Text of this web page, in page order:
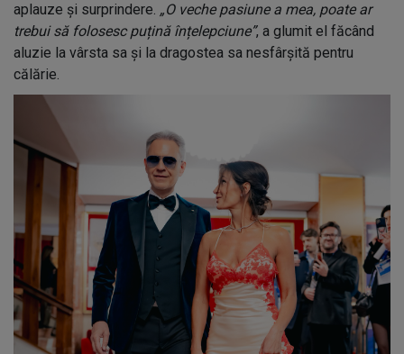
aplauze și surprindere. „O veche pasiune a mea, poate ar
trebui să folosesc puțină înțelepciune”, a glumit el făcând
aluzie la vârsta sa și la dragostea sa nesfârșită pentru
călărie.